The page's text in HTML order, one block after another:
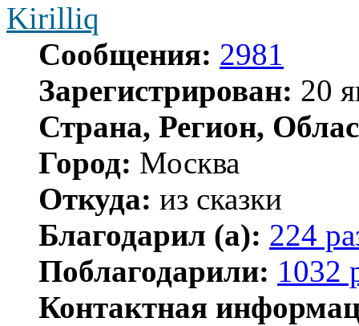
Kirilliq
Сообщения: 2981
Зарегистрирован: 20
Страна, Регион,
Город: Москва
Откуда: из сказки
Благодарил (а): 224
Поблагодарили: 1032
Контактная